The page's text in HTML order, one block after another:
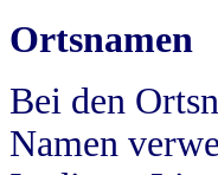
Ortsnamen
Bei den
Namen